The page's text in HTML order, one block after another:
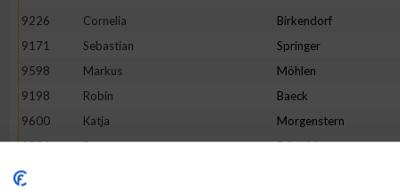
9226
Cornelia Birkendorf
9171
Sebastian Springer
9598
Markus Möhlen
9198
Robin Baeck
9600
Katja Morgenstern
9734
Petra Schneider
9610